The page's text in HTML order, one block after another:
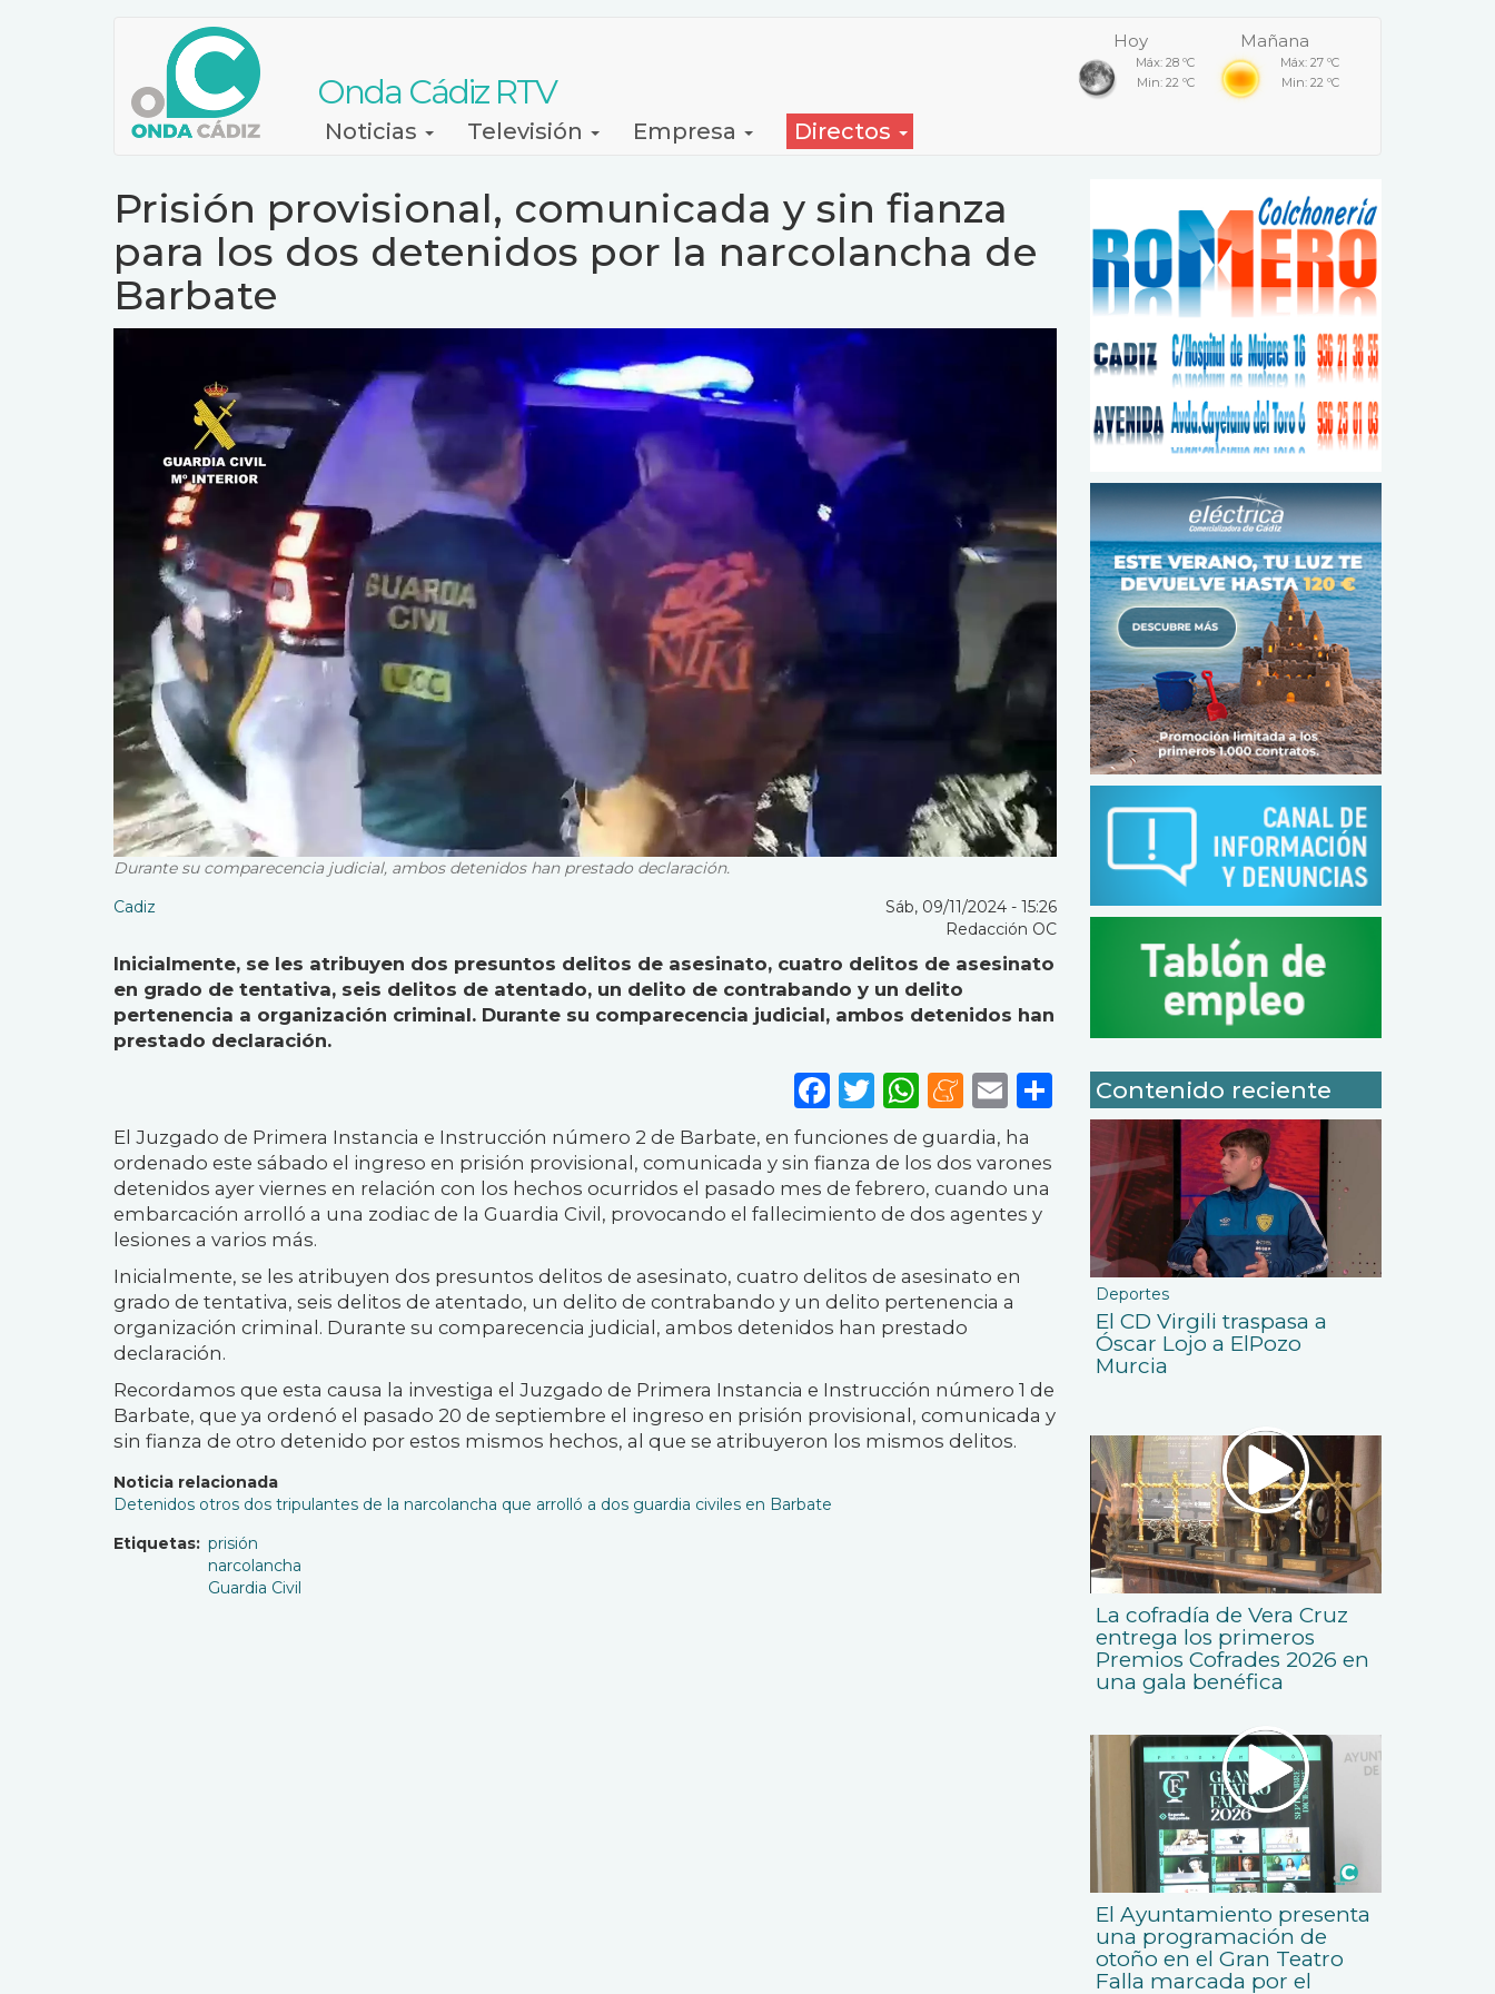
Onda Cádiz RTV
Hoy
Máx: 28 ºC
Min: 22 ºC
Mañana
Máx: 27 ºC
Min: 22 ºC
NavegaciónNoticias Televisión Empresa Directos
Prisión provisional, comunicada y sin fianza
para los dos detenidos por la narcolancha de
Barbate
Durante su comparecencia judicial, ambos detenidos han prestado declaración.
Cadiz
Sáb, 09/11/2024 - 15:26
Redacción OC
Inicialmente, se les atribuyen dos presuntos delitos de asesinato, cuatro delitos de asesinato
en grado de tentativa, seis delitos de atentado, un delito de contrabando y un delito
pertenencia a organización criminal. Durante su comparecencia judicial, ambos detenidos han
prestado declaración.
Facebook
Twitter
WhatsApp
Meneame
Email
Share
El Juzgado de Primera Instancia e Instrucción número 2 de Barbate, en funciones de guardia, ha
ordenado este sábado el ingreso en prisión provisional, comunicada y sin fianza de los dos varones
detenidos ayer viernes en relación con los hechos ocurridos el pasado mes de febrero, cuando una
embarcación arrolló a una zodiac de la Guardia Civil, provocando el fallecimiento de dos agentes y
lesiones a varios más.
Inicialmente, se les atribuyen dos presuntos delitos de asesinato, cuatro delitos de asesinato en
grado de tentativa, seis delitos de atentado, un delito de contrabando y un delito pertenencia a
organización criminal. Durante su comparecencia judicial, ambos detenidos han prestado
declaración.
Recordamos que esta causa la investiga el Juzgado de Primera Instancia e Instrucción número 1 de
Barbate, que ya ordenó el pasado 20 de septiembre el ingreso en prisión provisional, comunicada y
sin fianza de otro detenido por estos mismos hechos, al que se atribuyeron los mismos delitos.
Noticia relacionada
Detenidos otros dos tripulantes de la narcolancha que arrolló a dos guardia civiles en Barbate
Etiquetas
prisión
narcolancha
Guardia Civil
Contenido reciente
Deportes
El CD Virgili traspasa a
Óscar Lojo a ElPozo
Murcia
La cofradía de Vera Cruz
entrega los primeros
Premios Cofrades 2026 en
una gala benéfica
El Ayuntamiento presenta
una programación de
otoño en el Gran Teatro
Falla marcada por el